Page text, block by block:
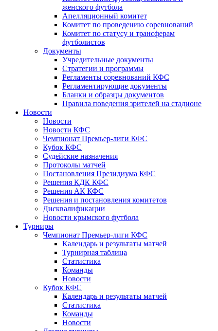
женского футбола
Апелляционный комитет
Комитет по проведению соревнований
Комитет по статусу и трансферам
футболистов
Документы
Учредительные документы
Стратегии и программы
Регламенты соревнований КФС
Регламентирующие документы
Бланки и образцы документов
Правила поведения зрителей на стадионе
Новости
Новости
Новости КФС
Чемпионат Премьер-лиги КФС
Кубок КФС
Судейские назначения
Протоколы матчей
Постановления Президиума КФС
Решения КДК КФС
Решения АК КФС
Решения и постановления комитетов
Дисквалификации
Новости крымского футбола
Турниры
Чемпионат Премьер-лиги КФС
Календарь и результаты матчей
Турнирная таблица
Статистика
Команды
Новости
Кубок КФС
Календарь и результаты матчей
Статистика
Команды
Новости